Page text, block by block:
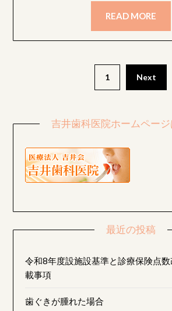
READ MORE
ゲ
ー
ョ
1 Next
吉井歯科医院ホームペー
最近の投稿
令和8年度設施設基準と診療保険点
載事項
歯ぐきが腫れた場合